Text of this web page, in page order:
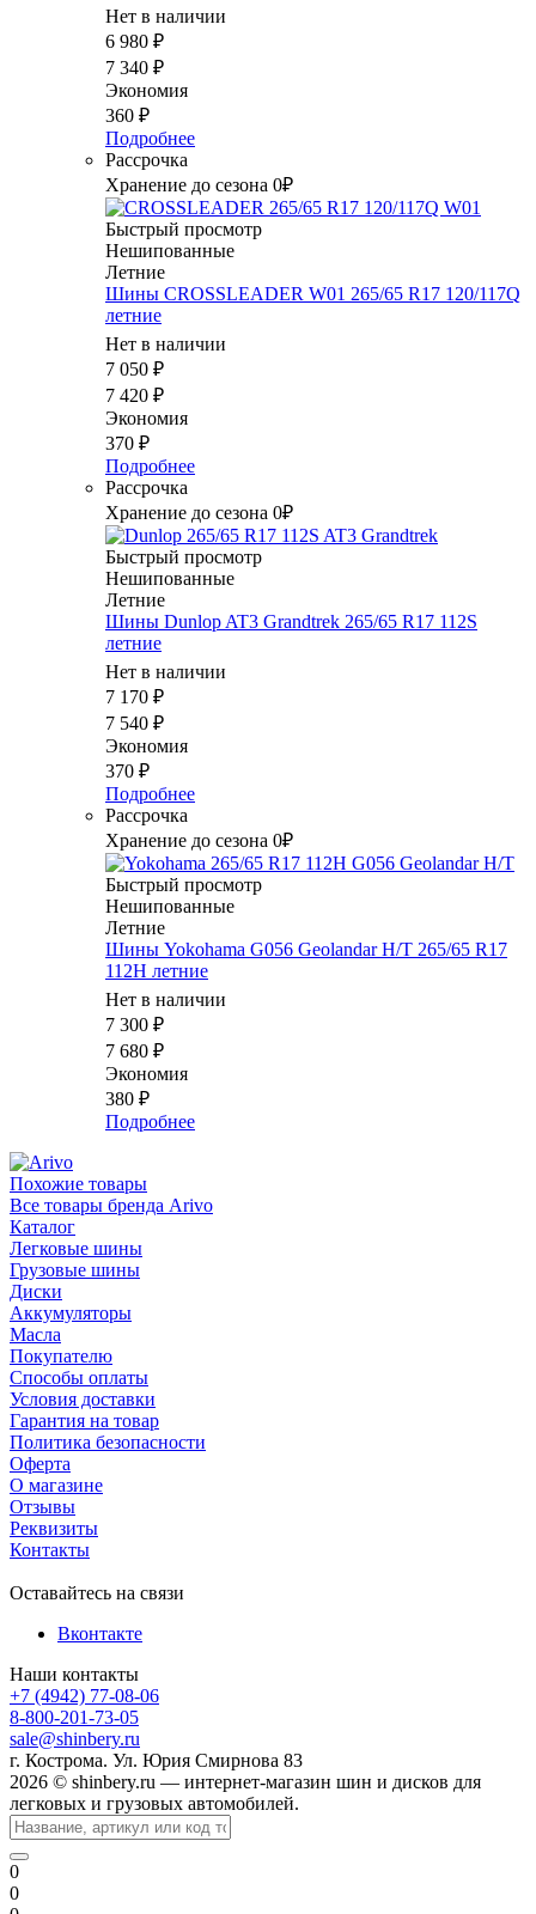
Нет в наличии
6 980 ₽
7 340 ₽
Экономия
360 ₽
Подробнее
Рассрочка
Хранение до сезона 0₽
Быстрый просмотр
Нешипованные
Летние
Шины CROSSLEADER W01 265/65 R17 120/117Q
летние
Нет в наличии
7 050 ₽
7 420 ₽
Экономия
370 ₽
Подробнее
Рассрочка
Хранение до сезона 0₽
Быстрый просмотр
Нешипованные
Летние
Шины Dunlop AT3 Grandtrek 265/65 R17 112S
летние
Нет в наличии
7 170 ₽
7 540 ₽
Экономия
370 ₽
Подробнее
Рассрочка
Хранение до сезона 0₽
Быстрый просмотр
Нешипованные
Летние
Шины Yokohama G056 Geolandar H/T 265/65 R17
112H летние
Нет в наличии
7 300 ₽
7 680 ₽
Экономия
380 ₽
Подробнее
Похожие товары
Все товары бренда Arivo
Каталог
Легковые шины
Грузовые шины
Диски
Аккумуляторы
Масла
Покупателю
Способы оплаты
Условия доставки
Гарантия на товар
Политика безопасности
Оферта
О магазине
Отзывы
Реквизиты
Контакты
Оставайтесь на связи
Вконтакте
Наши контакты
+7 (4942) 77-08-06
8-800-201-73-05
sale@shinbery.ru
г. Кострома. Ул. Юрия Смирнова 83
2026 © shinbery.ru — интернет-магазин шин и дисков для
легковых и грузовых автомобилей.
0
0